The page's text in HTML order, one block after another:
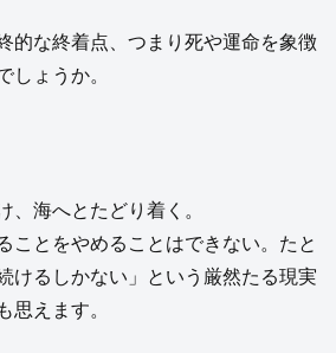
的な終着点、つまり死や運命を象徴
しょうか。
、海へとたどり着く。
ことをやめることはできない。たと
けるしかない」という厳然たる現実
思えます。